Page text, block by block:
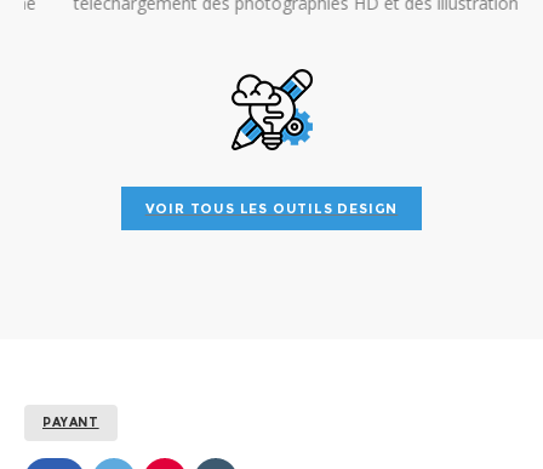
VOIR TOUS LES OUTILS DESIGN
PAYANT